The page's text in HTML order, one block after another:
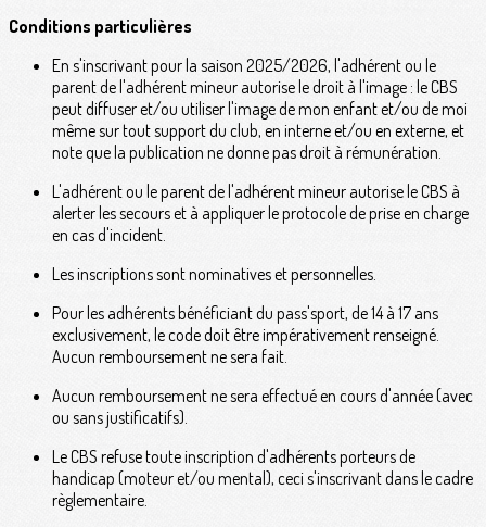
Conditions particulières
En s'inscrivant pour la saison 2025/2026, l'adhérent ou le
parent de l'adhérent mineur autorise le droit à l'image : le CBS
peut diffuser et/ou utiliser l'image de mon enfant et/ou de moi
même sur tout support du club, en interne et/ou en externe, et
note que la publication ne donne pas droit à rémunération.
L'adhérent ou le parent de l'adhérent mineur autorise le CBS à
alerter les secours et à appliquer le protocole de prise en charge
en cas d'incident.
Les inscriptions sont nominatives et personnelles.
Pour les adhérents bénéficiant du pass'sport, de 14 à 17 ans
exclusivement, le code doit être impérativement renseigné.
Aucun remboursement ne sera fait.
Aucun remboursement ne sera effectué en cours d'année (avec
ou sans justificatifs).
Le CBS refuse toute inscription d'adhérents porteurs de
handicap (moteur et/ou mental), ceci s'inscrivant dans le cadre
règlementaire.